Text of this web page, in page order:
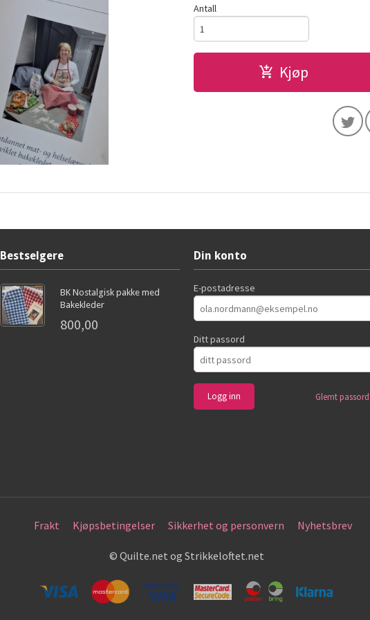
Antall
Kjøp
Bestselgere
BK Nostalgisk pakke med
Bakekleder
800,00
Din konto
E-postadresse
Ditt passord
Glemt
Frakt Kjøpsbetingelser Sikkerhet og personvern Nyhetsbrev
© Quilte.net og Strikkeloftet.net